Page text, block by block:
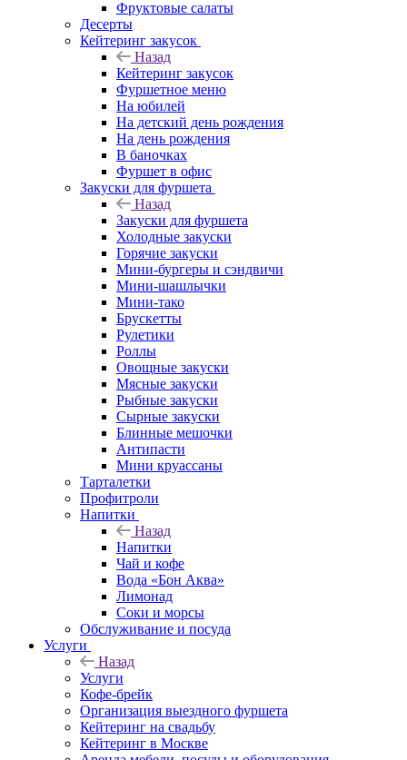
Фруктовые салаты
Десерты
Кейтеринг закусок
Назад
Кейтеринг закусок
Фуршетное меню
На юбилей
На детский день рождения
На день рождения
В баночках
Фуршет в офис
Закуски для фуршета
Назад
Закуски для фуршета
Холодные закуски
Горячие закуски
Мини-бургеры и сэндвичи
Мини-шашлычки
Мини-тако
Брускетты
Рулетики
Роллы
Овощные закуски
Мясные закуски
Рыбные закуски
Сырные закуски
Блинные мешочки
Антипасти
Мини круассаны
Тарталетки
Профитроли
Напитки
Назад
Напитки
Чай и кофе
Вода «Бон Аква»
Лимонад
Соки и морсы
Обслуживание и посуда
Услуги
Назад
Услуги
Кофе-брейк
Организация выездного фуршета
Кейтеринг на свадьбу
Кейтеринг в Москве